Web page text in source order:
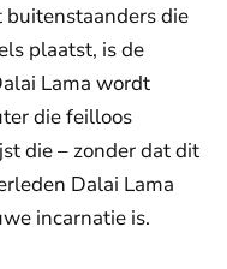
buitenstaanders die
plaatst, is de
Lama wordt
die feilloos
die – zonder dat dit
Dalai Lama
incarnatie is.